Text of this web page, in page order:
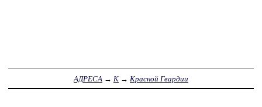
АДРЕСА → К → Красной Гвардии